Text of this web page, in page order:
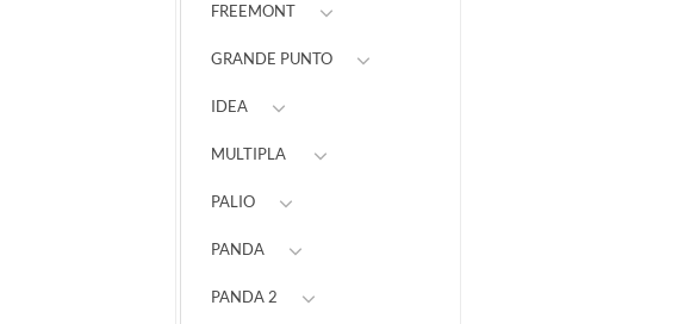
FREEMONT
GRANDE PUNTO
IDEA
MULTIPLA
PALIO
PANDA
PANDA 2